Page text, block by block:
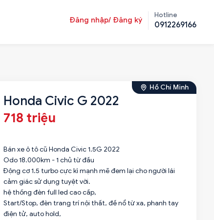
Đăng nhập/ Đăng ký
Hotline
0912269166
Hồ Chí Minh
Honda Civic G 2022
718 triệu
Bán xe ô tô cũ Honda Civic 1.5G 2022
Odo 18.000km - 1 chủ từ đầu
Động cơ 1.5 turbo cực kì mạnh mẽ đem lại cho người lái
cảm giác sử dụng tuyệt vời.
hệ thống đèn full led cao cấp,
Start/Stop, đèn trang trí nội thất, đề nổ từ xa, phanh tay
điện tử, auto hold,